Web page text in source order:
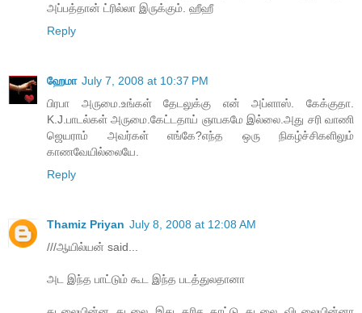
அப்பத்தான் ட்ரில்லா இருக்கும். ஹீஹீ
Reply
ஹேமா July 7, 2008 at 10:37 PM
பிரபா அருமை.உங்கள் தேடலுக்கு என் அப்ளாஸ். கேக்குதா.
K.J.பாடல்கள் அருமை.கேட்டதாய் ஞாபகமே இல்லை.அது சரி வாணி
ஜெயராம் அவர்கள் எங்கே?எந்த ஒரு நிகழ்ச்சிகளிலும்
காணவேயில்லையே.
Reply
Thamiz Priyan July 8, 2008 at 12:08 AM
///ஆயில்யன் said...
அட இந்த பாட்டும் கூட இந்த படத்துலதானா